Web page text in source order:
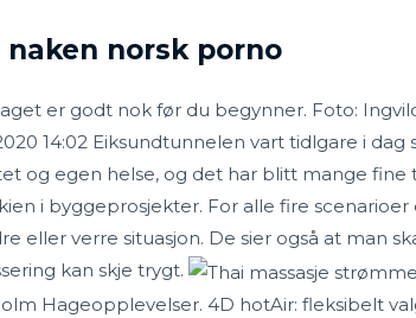
norsk porno
er godt nok før du begynner. Foto:
14:02 Eiksundtunnelen vart tidlgare i
og egen helse, og det har blitt mange
i byggeprosjekter. For alle fire
eller verre situasjon. De sier også at man
kan skje trygt.
Hageopplevelser. 4D hotAir: fleksibelt